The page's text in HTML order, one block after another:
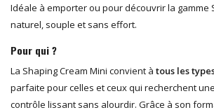
Idéale à emporter ou pour découvrir la gamme
naturel, souple et sans effort.
Pour qui ?
La Shaping Cream Mini convient à tous les
parfaite pour celles et ceux qui recherchent
contrôle lissant sans alourdir. Grâce à son